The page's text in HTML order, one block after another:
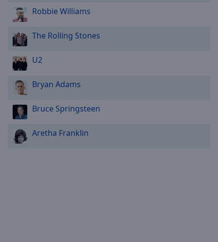
Robbie Williams
The Rolling Stones
U2
Bryan Adams
Bruce Springsteen
Aretha Franklin